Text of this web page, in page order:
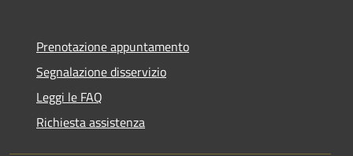
Prenotazione appuntamento
Segnalazione disservizio
Leggi le FAQ
Richiesta assistenza